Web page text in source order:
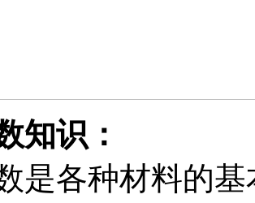
知识：
是各种材料的